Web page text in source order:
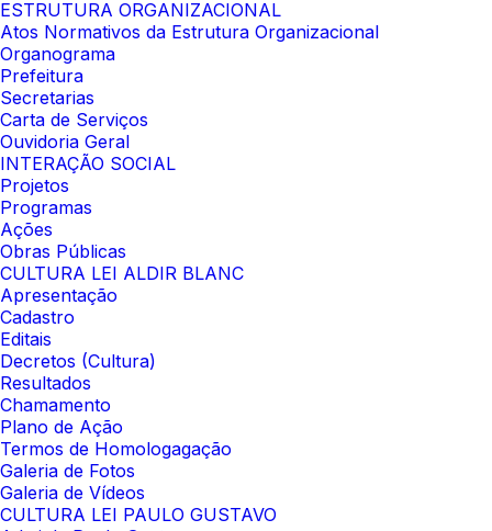
ESTRUTURA ORGANIZACIONAL
Atos Normativos da Estrutura Organizacional
Organograma
Prefeitura
Secretarias
Carta de Serviços
Ouvidoria Geral
INTERAÇÃO SOCIAL
Projetos
Programas
Ações
Obras Públicas
CULTURA LEI ALDIR BLANC
Apresentação
Cadastro
Editais
Decretos (Cultura)
Resultados
Chamamento
Plano de Ação
Termos de Homologagação
Galeria de Fotos
Galeria de Vídeos
CULTURA LEI PAULO GUSTAVO